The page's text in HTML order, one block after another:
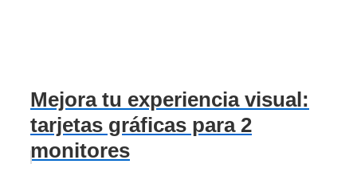
Mejora tu experiencia visual:
tarjetas gráficas para 2
monitores